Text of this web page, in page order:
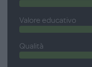
Valore educativo
Qualità